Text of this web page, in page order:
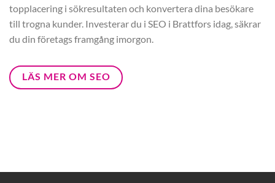
topplacering i sökresultaten och konvertera dina besökare
till trogna kunder. Investerar du i SEO i Brattfors idag, säkrar
du din företags framgång imorgon.
LÄS MER OM SEO